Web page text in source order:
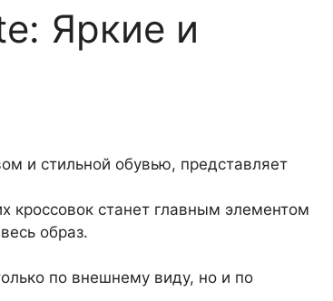
Яркие и
и стильной обувью, представляет
кроссовок станет главным элементом
образ.
по внешнему виду, но и по